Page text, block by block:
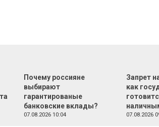
Почему россияне
выбирают
гарантированые
банковские вклады?
07.08.2026 10:04
Запрет
как
07.08.2026